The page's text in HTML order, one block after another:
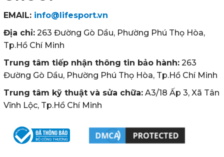
EMAIL: info@lifesport.vn
Địa chỉ: 263 Đường Gò Dầu, Phường Phú Thọ Hòa,
Tp.Hồ Chí Minh
Trung tâm tiếp nhận thông tin bảo hành: 263
Đường Gò Dầu, Phường Phú Thọ Hòa, Tp.Hồ Chí Minh
Trung tâm kỹ thuật và sửa chữa: A3/18 Ấp 3, Xã Tân
Vĩnh Lộc, Tp.Hồ Chí Minh